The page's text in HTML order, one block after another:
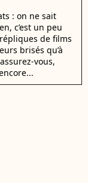
: on ne sait
c’est un peu
de films
brisés qu’à
vous,